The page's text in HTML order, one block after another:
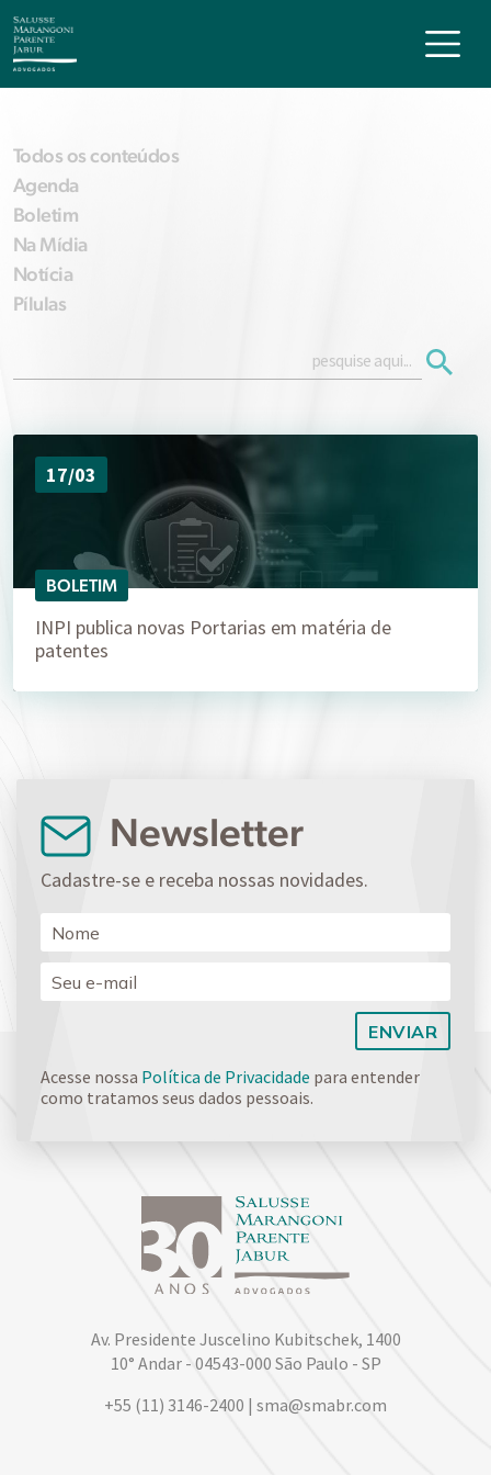
Todos os conteúdos
Agenda
Boletim
Na Mídia
Notícia
Pílulas
17/03
BOLETIM
INPI publica novas Portarias em matéria de
patentes
Newsletter
Cadastre-se e receba nossas novidades.
Acesse nossa Política de Privacidade para entender
como tratamos seus dados pessoais.
Av. Presidente Juscelino Kubitschek, 1400
10° Andar - 04543-000 São Paulo - SP
+55 (11) 3146-2400 | sma@smabr.com